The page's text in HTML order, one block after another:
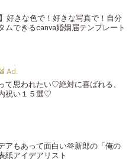
好きな色で！好きな写真で！自分
ムできるcanva婚姻届テンプレート
て思われたい♡絶対に喜ばれる、
祝い１５選♡
アもあって面白い🫶新郎の「俺の
紙アイデアリスト